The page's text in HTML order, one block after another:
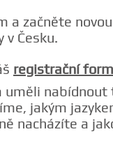
a začněte
v Česku.
registrační
uměli nabídnout
jakým
nacházíte a